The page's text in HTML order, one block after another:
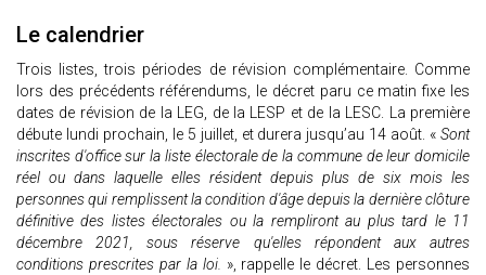
Le calendrier
Trois listes, trois périodes de révision complémentaire. Comme
lors des précédents référendums, le décret paru ce matin fixe les
dates de révision de la LEG, de la LESP et de la LESC. La première
débute lundi prochain, le 5 juillet, et durera jusqu’au 14 août. « Sont
inscrites d'office sur la liste électorale de la commune de leur domicile
réel ou dans laquelle elles résident depuis plus de six mois les
personnes qui remplissent la condition d'âge depuis la dernière clôture
définitive des listes électorales ou la rempliront au plus tard le 11
décembre 2021, sous réserve qu'elles répondent aux autres
conditions prescrites par la loi. », rappelle le décret. Les personnes